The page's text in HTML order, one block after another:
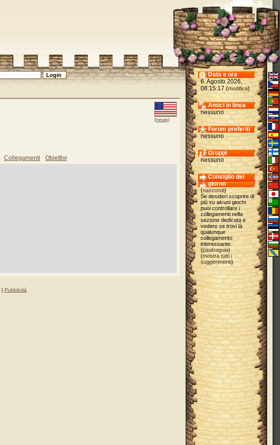
(news)
Collegamenti Obiettivi
| Pubblicità
Data e ora
6. Agosto 2026,
08:15:17 (modifica)
Amici in linea
nessuno
Forum preferiti
nessuno
Gruppi
nessuno
Consiglio del
giorno
(nascondi)
Se desideri scoprire di
più su alcuni giochi
puoi controllare i
collegamenti nella
sezione dedicata e
vedere se trovi là
qualunque
collegamento
interessante.
(pauloaguia)
(mostra tutti i
suggerimenti)